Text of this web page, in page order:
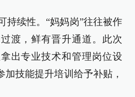
持续性。“妈妈岗”往往被作
渡，鲜有晋升通道。此次
出专业技术和管理岗位设
加技能提升培训给予补贴，